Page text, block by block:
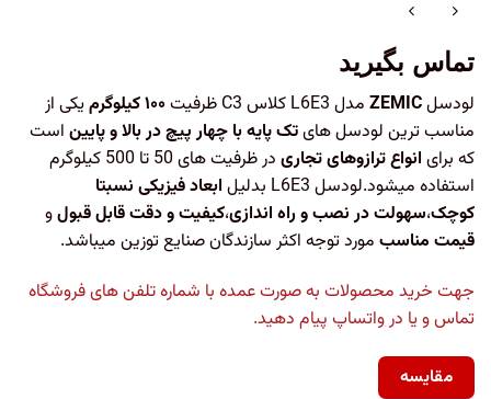
تماس بگیرید
لودسلZEMIC مدل L6E3 کلاس C3 ظرفیت ۱۰۰ کیلوگرم
یکی از
مناسب ترین لودسل هایتک پایه با چهار پیچ در بالا و پایین است
که برای انواع ترازوهای تجاری
در ظرفیت های 50 تا 500 کیلوگرم
استفاده میشود.لودسل L6E3 بدلیل
ابعاد فیزیکی نسبتا
کوچک،سهولت در نصب و راه اندازی،کیفیت و دقت قابل قبولو
قیمت مناسب مورد توجه اکثر سازندگان صنایع توزین میباشد.
جهت خرید محصولات به صورت عمده با شماره تلفن های فروشگاه
تماس و یا در واتساپ پیام دهید.
مقایسه